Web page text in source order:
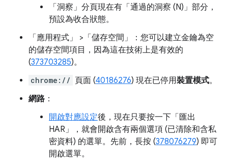
「洞察」 分頁現在有「通過的洞察 (N)」 部分，
預設為收合狀態。
「應用程式」
>「儲存空間」
：您可以建立金鑰為空
的儲存空間項目，因為這在技術上是有效的
(373703285)。
chrome:// 頁面 (40186276) 現在已停用裝置模式。
網路 ：
開啟對應設定後，現在只要按一下「匯出
HAR」
，就會開啟含有兩個選項 (已清除和含私
密資料) 的選單。先前，長按 (378076279) 即可
開啟選單。